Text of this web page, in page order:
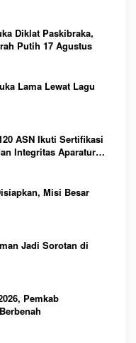
Diklat Paskibraka,
Putih 17 Agustus
Lama Lewat Lagu
ASN Ikuti Sertifikasi
Integritas Aparatur
Misi Besar
Jadi Sorotan di
Pemkab